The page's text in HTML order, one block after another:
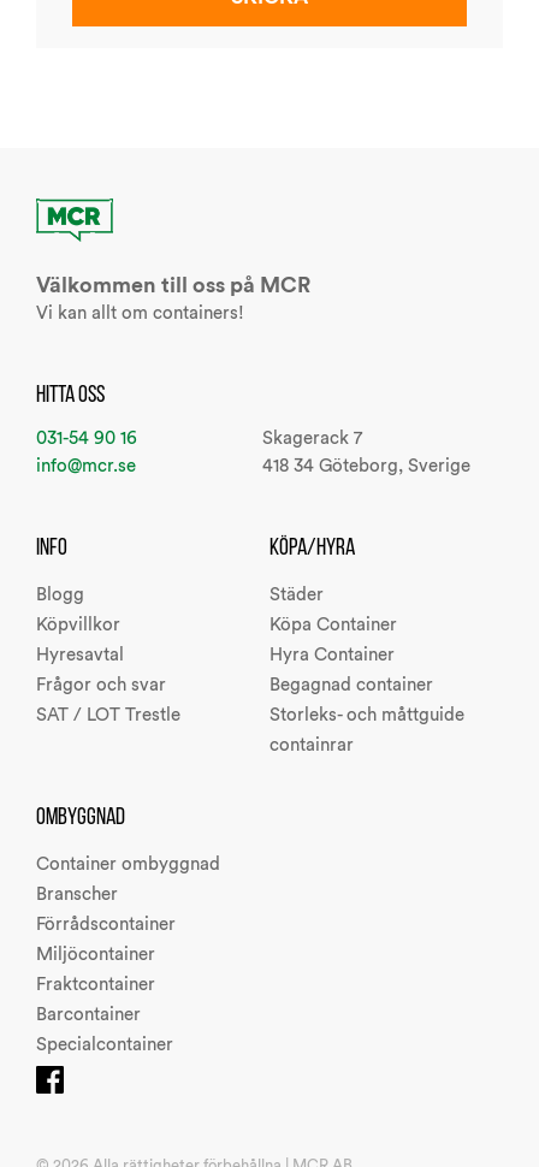
Välkommen till oss på MCR
Vi kan allt om containers!
INFO
Blogg
Köpvillkor
Hyresavtal
Frågor och svar
SAT / LOT Trestle
KÖPA/HYRA
Städer
Köpa Container
Hyra Container
Begagnad container
Storleks- och måttguide
containrar
OMBYGGNAD
Container ombyggnad
Branscher
Förrådscontainer
Miljöcontainer
Fraktcontainer
Barcontainer
Specialcontainer
HITTA OSS
Skagerack 7
418 34 Göteborg, Sverige
031-54 90 16
info@mcr.se